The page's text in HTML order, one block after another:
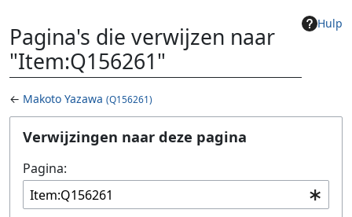
Hulp
Pagina's die verwijzen naar
"Item:Q156261"
← Makoto Yazawa (Q156261)
Ga naar:navigatie,zoeken
Verwijzingen naar deze pagina
Pagina: